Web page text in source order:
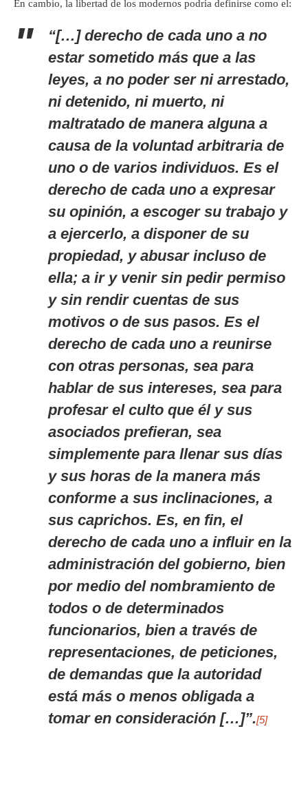
En cambio, la libertad de los modernos podría definirse como el:
“[…] derecho de cada uno a no
estar sometido más que a las
leyes, a no poder ser ni arrestado,
ni detenido, ni muerto, ni
maltratado de manera alguna a
causa de la voluntad arbitraria de
uno o de varios individuos. Es el
derecho de cada uno a expresar
su opinión, a escoger su trabajo y
a ejercerlo, a disponer de su
propiedad, y abusar incluso de
ella; a ir y venir sin pedir permiso
y sin rendir cuentas de sus
motivos o de sus pasos. Es el
derecho de cada uno a reunirse
con otras personas, sea para
hablar de sus intereses, sea para
profesar el culto que él y sus
asociados prefieran, sea
simplemente para llenar sus días
y sus horas de la manera más
conforme a sus inclinaciones, a
sus caprichos. Es, en fin, el
derecho de cada uno a influir en la
administración del gobierno, bien
por medio del nombramiento de
todos o de determinados
funcionarios, bien a través de
representaciones, de peticiones,
de demandas que la autoridad
está más o menos obligada a
tomar en consideración […]”.[5]